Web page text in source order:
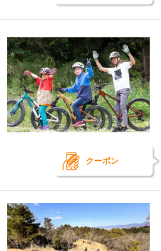
クーポン